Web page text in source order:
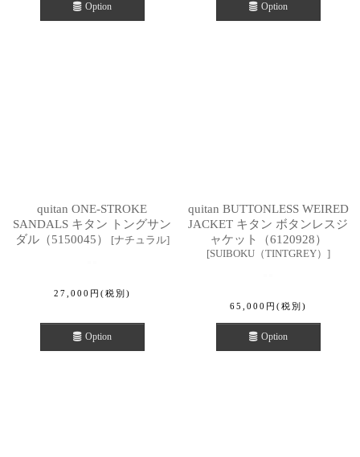
Option Option
quitan ONE-STROKE
SANDALS キタン トングサン
ダル（5150045）
[ナチュラル]
27,000 円 (税別)
Option
quitan BUTTONLESS WEIRED
JACKET キタン ボタンレスジ
ャケット（6120928）
[SUIBOKU（TINTGREY） ]
65,000 円 (税別)
Option